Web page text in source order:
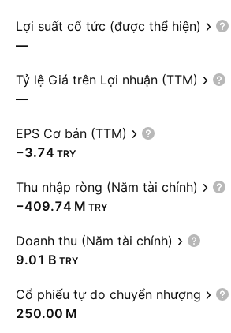
Lợi suất cổ tức (được thể hiện)
—
Tỷ lệ Giá trên Lợi nhuận (TTM)
—
EPS Cơ bản (TTM)
−3.74 TRY
Thu nhập ròng (Năm tài chính)
‪−409.74 M‬ TRY
Doanh thu (Năm tài chính)
‪9.01 B‬ TRY
Cổ phiếu tự do chuyển nhượng
‪250.00 M‬